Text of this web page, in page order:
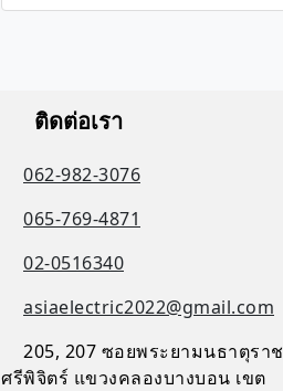
ติดต่อเรา
062-982-3076
065-769-4871
02-0516340
asiaelectric2022@gmail.com
205, 207 ซอยพระยามนธาตุราช
ศรีพิจิตร์ แขวงคลองบางบอน เขต